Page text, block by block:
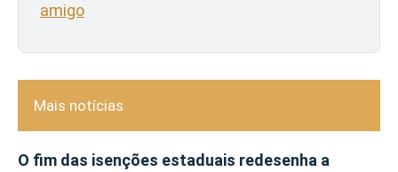
amigo
Mais notícias
O fim das isenções estaduais redesenha a